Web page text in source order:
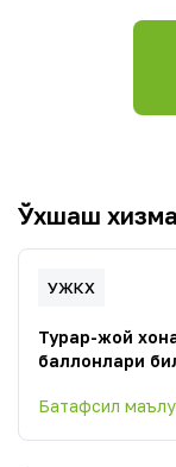
Ўхшаш
УЖКХ
Турар-жой
баллонлари
Батафсил